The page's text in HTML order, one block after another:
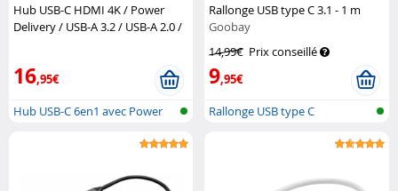
Hub USB-C HDMI 4K / Power
Delivery / USB-A 3.2 / USB-A 2.0 /
16,95€
Hub USB-C 6en1 avec Power
Rallonge USB type C 3.1 - 1 m
Goobay
14,99€ Prix conseillé
9,95€
Rallonge USB type C